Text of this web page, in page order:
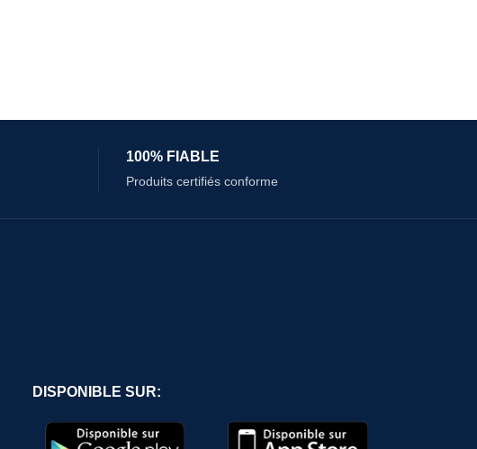
100% FIABLE
Produits certifiés conforme
DISPONIBLE SUR: